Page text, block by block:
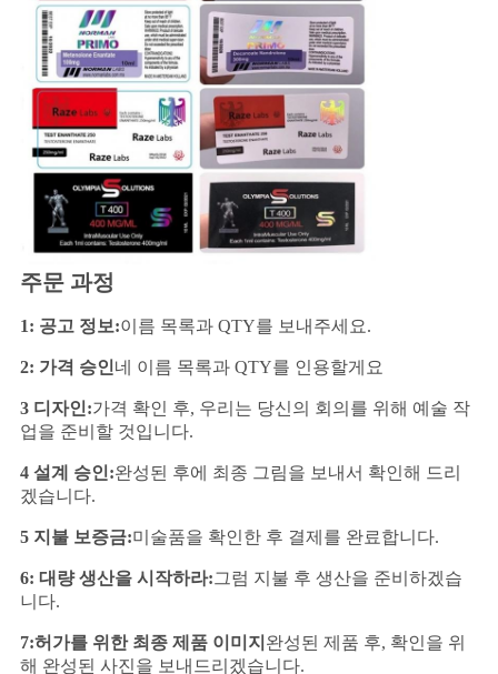
주문 과정
1: 공고 정보:이름 목록과 QTY를 보내주세요.
2: 가격 승인네 이름 목록과 QTY를 인용할게요
3 디자인:가격 확인 후, 우리는 당신의 회의를 위해 예술 작
업을 준비할 것입니다.
4 설계 승인:완성된 후에 최종 그림을 보내서 확인해 드리
겠습니다.
5 지불 보증금:미술품을 확인한 후 결제를 완료합니다.
6: 대량 생산을 시작하라:그럼 지불 후 생산을 준비하겠습
니다.
7:허가를 위한 최종 제품 이미지 완성된 제품 후, 확인을 위
해 완성된 사진을 보내드리겠습니다.